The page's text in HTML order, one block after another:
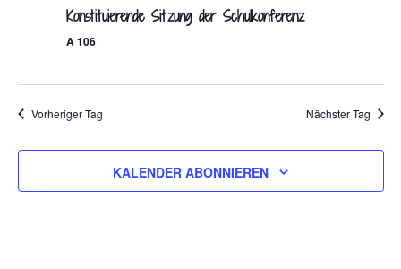
Konstituierende Sitzung der Schulkonferenz
A 106
Vorheriger Tag Nächster Tag
KALENDER ABONNIEREN